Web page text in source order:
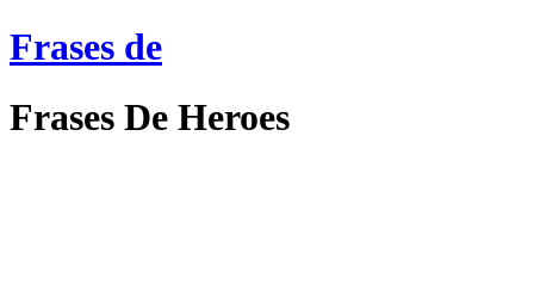
Frases de
Frases De Heroes